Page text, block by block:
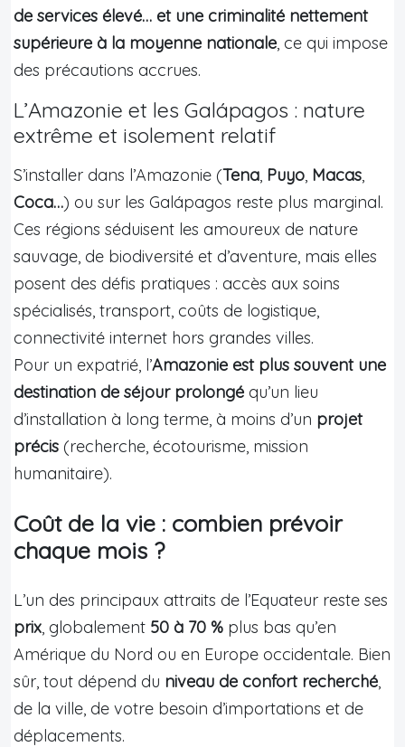
de services élevé… et une criminalité nettement
supérieure à la moyenne nationale, ce qui impose
des précautions accrues.
L’Amazonie et les Galápagos : nature
extrême et isolement relatif
S’installer dans l’Amazonie (Tena, Puyo, Macas,
Coca…) ou sur les Galápagos reste plus marginal.
Ces régions séduisent les amoureux de nature
sauvage, de biodiversité et d’aventure, mais elles
posent des défis pratiques : accès aux soins
spécialisés, transport, coûts de logistique,
connectivité internet hors grandes villes.
Pour un expatrié, l’Amazonie est plus souvent une
destination de séjour prolongé qu’un lieu
d’installation à long terme, à moins d’un projet
précis (recherche, écotourisme, mission
humanitaire).
Coût de la vie : combien prévoir
chaque mois ?
L’un des principaux attraits de l’Equateur reste ses
prix, globalement 50 à 70 % plus bas qu’en
Amérique du Nord ou en Europe occidentale. Bien
sûr, tout dépend du niveau de confort recherché,
de la ville, de votre besoin d’importations et de
déplacements.